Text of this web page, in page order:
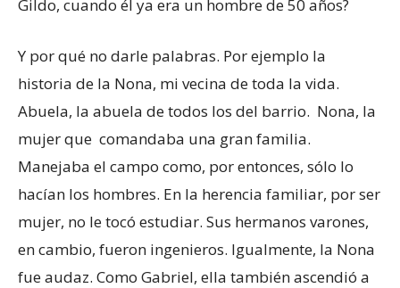
Gildo, cuando él ya era un hombre de 50 años?
Y por qué no darle palabras. Por ejemplo la
historia de la Nona, mi vecina de toda la vida.
Abuela, la abuela de todos los del barrio. Nona, la
mujer que comandaba una gran familia.
Manejaba el campo como, por entonces, sólo lo
hacían los hombres. En la herencia familiar, por ser
mujer, no le tocó estudiar. Sus hermanos varones,
en cambio, fueron ingenieros. Igualmente, la Nona
fue audaz. Como Gabriel, ella también ascendió a